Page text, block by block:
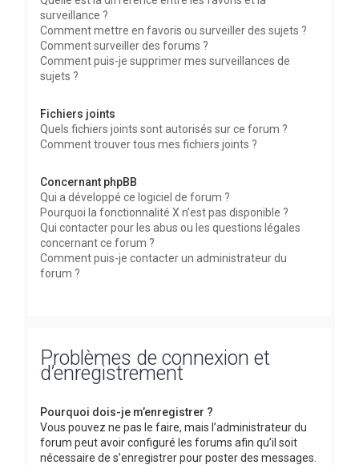
surveillance ?
Comment mettre en favoris ou surveiller des sujets ?
Comment surveiller des forums ?
Comment puis-je supprimer mes surveillances de
sujets ?
Fichiers joints
Quels fichiers joints sont autorisés sur ce forum ?
Comment trouver tous mes fichiers joints ?
Concernant phpBB
Qui a développé ce logiciel de forum ?
Pourquoi la fonctionnalité X n’est pas disponible ?
Qui contacter pour les abus ou les questions légales
concernant ce forum ?
Comment puis-je contacter un administrateur du
forum ?
Problèmes de connexion et
d’enregistrement
Pourquoi dois-je m’enregistrer ?
Vous pouvez ne pas le faire, mais l’administrateur du
forum peut avoir configuré les forums afin qu’il soit
nécessaire de s’enregistrer pour poster des messages.